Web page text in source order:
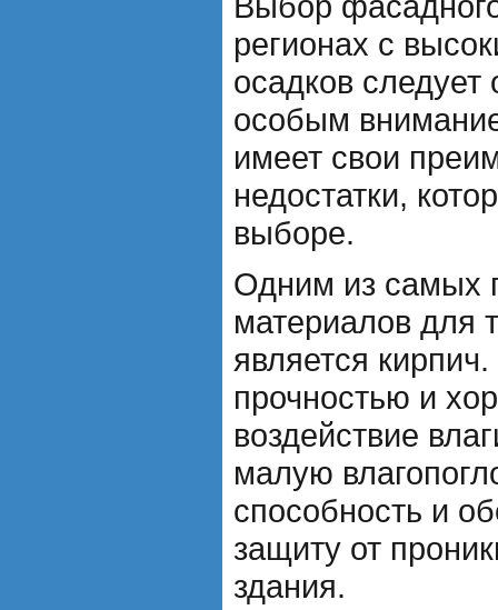
регионах с
осадков следует
особым
имеет свои
недостатки,
выборе.
Одним из самых
материалов для
является
прочностью и
воздействие
малую
способность и
защиту от
здания.